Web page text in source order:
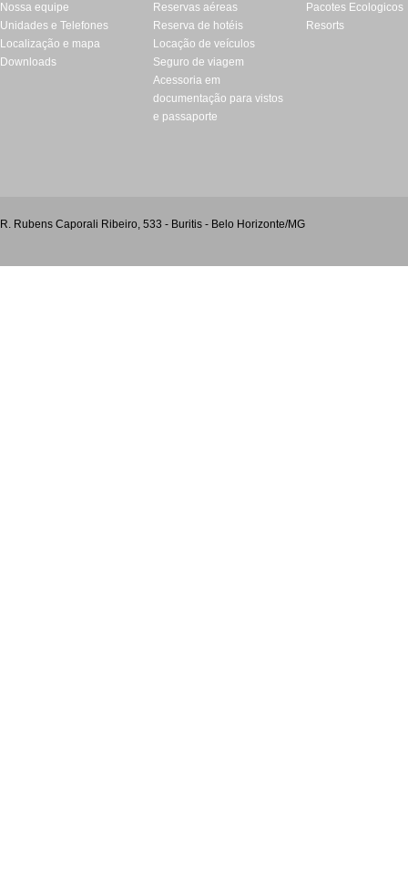
Nossa equipe
Unidades e Telefones
Localização e mapa
Downloads
Reservas aéreas
Reserva de hotéis
Locação de veículos
Seguro de viagem
Acessoria em
documentação para vistos
e passaporte
Pacotes Ecologicos
Resorts
R. Rubens Caporali Ribeiro, 533 - Buritis - Belo Horizonte/MG